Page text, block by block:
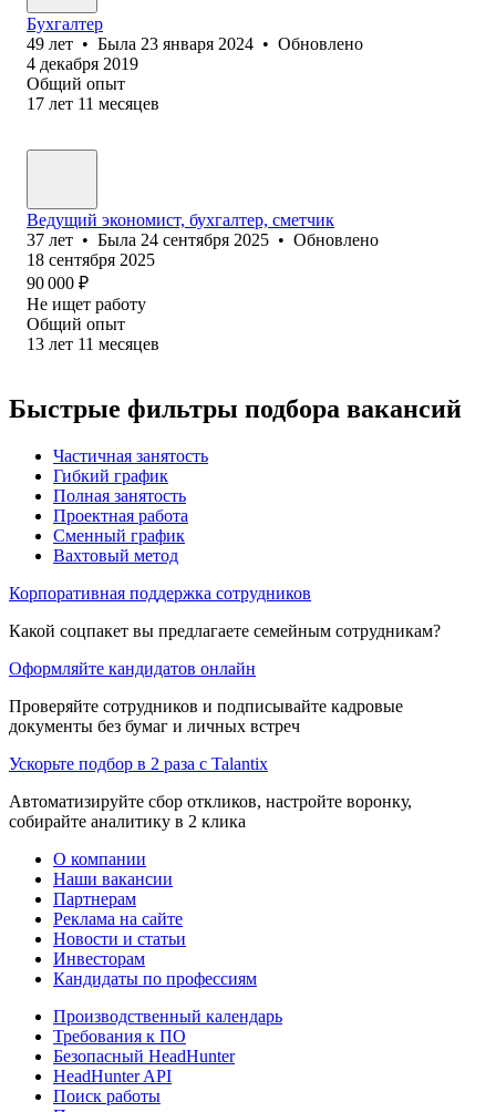
Бухгалтер
49 лет • Была 23 января 2024 • Обновлено
4 декабря 2019
Общий опыт
17 лет 11 месяцев
Ведущий экономист, бухгалтер, сметчик
37 лет • Была 24 сентября 2025 • Обновлено
18 сентября 2025
90 000 ₽
Не ищет работу
Общий опыт
13 лет 11 месяцев
Быстрые фильтры подбора вакансий
Частичная занятость
Гибкий график
Полная занятость
Проектная работа
Сменный график
Вахтовый метод
Корпоративная поддержка сотрудников
Какой соцпакет вы предлагаете семейным сотрудникам?
Оформляйте кандидатов онлайн
Проверяйте сотрудников и подписывайте кадровые
документы без бумаг и личных встреч
Ускорьте подбор в 2 раза с Talantix
Автоматизируйте сбор откликов, настройте воронку,
собирайте аналитику в 2 клика
О компании
Наши вакансии
Партнерам
Реклама на сайте
Новости и статьи
Инвесторам
Кандидаты по профессиям
Производственный календарь
Требования к ПО
Безопасный HeadHunter
HeadHunter API
Поиск работы